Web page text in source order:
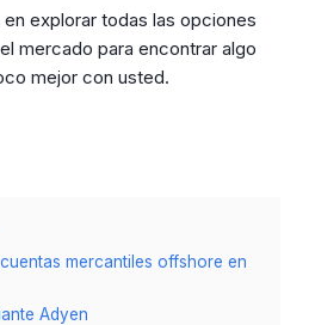
explorar todas las opciones
mercado para encontrar algo
mejor con usted.
mercantiles offshore en
Adyen